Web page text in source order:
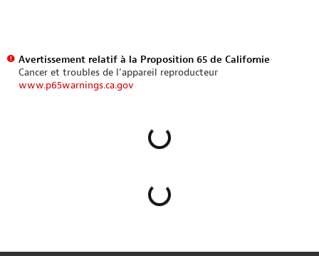
Avertissement relatif à la Proposition 65 de Californie
Cancer et troubles de l’appareil reproducteur
www.p65warnings.ca.gov